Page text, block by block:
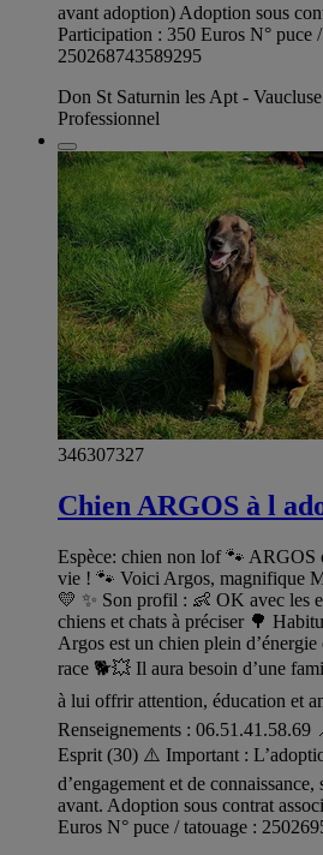
avant adoption) Adoption sous
Participation : 350 Euros N° puce
250268743589295
Don St Saturnin les Apt - Vaucluse
Professionnel
346307327
Chien ARGOS à l
Espèce: chien non lof 🐾 ARGOS
vie ! 🐾 Voici Argos, magnifique
💛 ✨ Son profil : 👶 OK avec les
chiens et chats à préciser 🌳
Argos est un chien plein
race 🐕💥 Il aura besoin d’une
à lui offrir attention, éducation et
Renseignements : 06.51.41.58.69
Esprit (30) ⚠️ Important :
d’engagement et de
avant. Adoption sous contrat
Euros N° puce / tatouage :